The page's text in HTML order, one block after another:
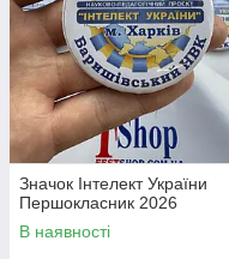
Значок Інтелект України
Першокласник 2026
В наявності